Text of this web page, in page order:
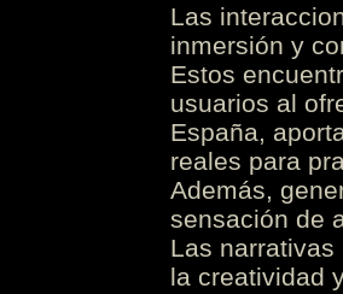
Las
inmersión y
Estos
usuarios al
España,
reales para
Además,
sensación de
Las
la creatividad